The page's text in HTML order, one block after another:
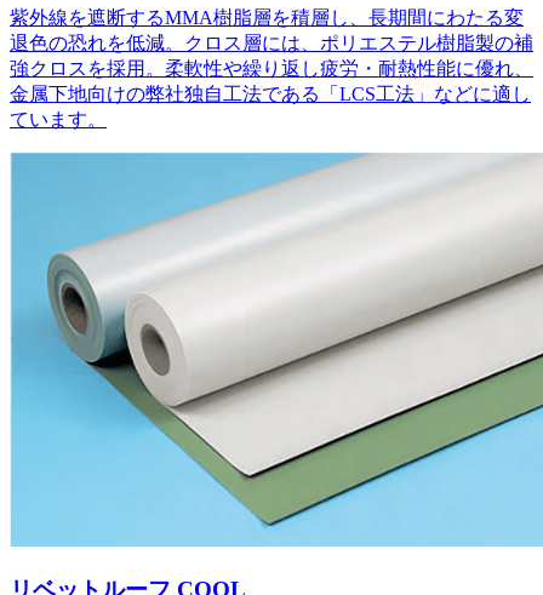
紫外線を遮断するMMA樹脂層を積層し、長期間にわたる変
退色の恐れを低減。クロス層には、ポリエステル樹脂製の補
強クロスを採用。柔軟性や繰り返し疲労・耐熱性能に優れ、
金属下地向けの弊社独自工法である「LCS工法」などに適し
ています。
リベットルーフ COOL